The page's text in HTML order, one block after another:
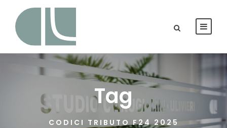
Tag
CODICI TRIBUTO F24 2025